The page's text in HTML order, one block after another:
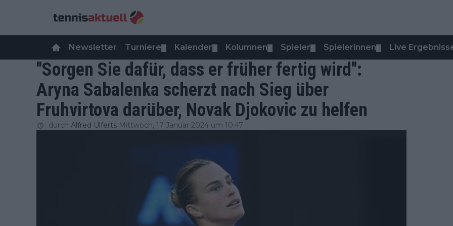
Newsletter Turniere Kalender Kolumnen Spieler Spielerinnen Live
"Sorgen Sie dafür, dass er früher fertig wird":
Aryna Sabalenka scherzt nach Sieg über
Fruhvirtova darüber, Novak Djokovic zu helfen
durch Alfred Ulferts Mittwoch, 17 Januar 2024 um 10:47